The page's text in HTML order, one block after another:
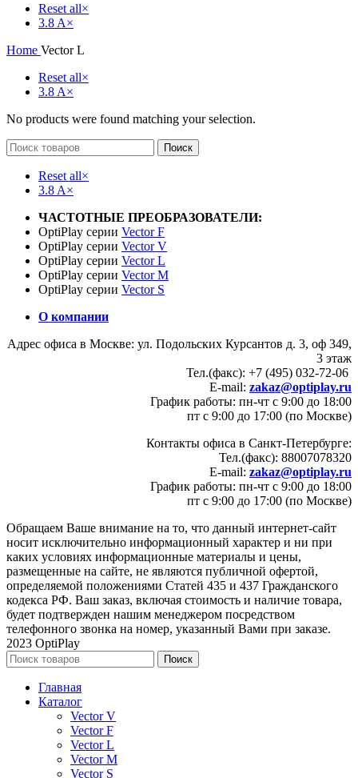
Reset all×
3.8 A×
Home Vector L
Reset all×
3.8 A×
No products were found matching your selection.
Поиск
Reset all×
3.8 A×
ЧАСТОТНЫЕ ПРЕОБРАЗОВАТЕЛИ:
OptiPlay серии Vector F
OptiPlay серии Vector V
OptiPlay серии Vector L
OptiPlay серии Vector M
OptiPlay серии Vector S
О компании
Адрес офиса в Москве: ул. Подольских Курсантов д. 3, оф 349,
3 этаж
Тел.(факс): +7 (495) 032-72-06
E-mail: zakaz@optiplay.ru
График работы: пн-чт с 9:00 до 18:00
пт с 9:00 до 17:00 (по Москве)
Контакты офиса в Санкт-Петербурге:
Тел.(факс): 88007078320
E-mail: zakaz@optiplay.ru
График работы: пн-чт с 9:00 до 18:00
пт с 9:00 до 17:00 (по Москве)
Обращаем Ваше внимание на то, что данный интернет-сайт
носит исключительно информационный характер и ни при
каких условиях информационные материалы и цены,
размещенные на сайте, не являются публичной офертой,
определяемой положениями Статей 435 и 437 Гражданского
кодекса РФ. Ваш заказ, включая стоимость и наличие товара,
будет подтвержден нашим менеджером посредством
телефонного звонка на номер, указанный Вами при заказе.
2023 OptiPlay
Поиск
Главная
Каталог
Vector V
Vector F
Vector L
Vector M
Vector S